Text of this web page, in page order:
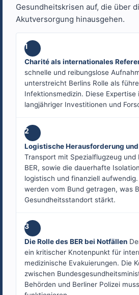
Gesundheitskrisen auf, die über
Akutversorgung hinausgehen.
1
Charité als internationales
schnelle und reibungslose
unterstreicht Berlins Rolle als
Infektionsmedizin. Diese Expertise
langjähriger Investitionen und
2
Logistische Herausforderung und
Transport mit Spezialflugzeug und
BER, sowie die dauerhafte
logistisch und finanziell
werden vom Bund getragen, was
Gesundheitsstandort stärkt.
3
Die Rolle des BER bei Notfällen
ein kritischer Knotenpunkt für
medizinische Evakuierungen. Die
zwischen
Behörden und Berliner Polizei